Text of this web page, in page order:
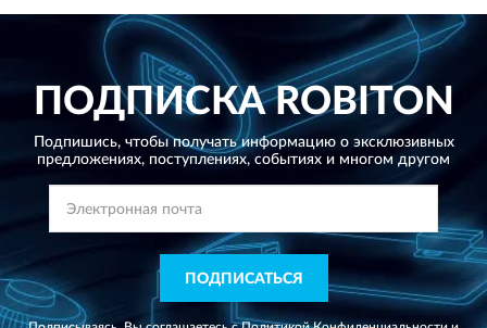
ПОДПИСКАROBITON
Подпишись, чтобы получать информацию о эксклюзивных
предложениях, поступлениях, событиях и многом другом
ПОДПИСАТЬСЯ